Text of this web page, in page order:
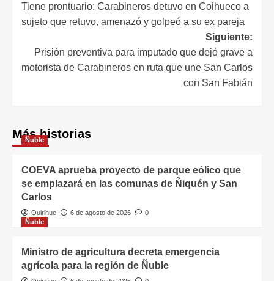
Tiene prontuario: Carabineros detuvo en Coihueco a
sujeto que retuvo, amenazó y golpeó a su ex pareja
Siguiente:
Prisión preventiva para imputado que dejó grave a
motorista de Carabineros en ruta que une San Carlos
con San Fabián
Más historias
Ñuble
COEVA aprueba proyecto de parque eólico que
se emplazará en las comunas de Ñiquén y San
Carlos
Quirihue 6 de agosto de 2026
0
Ñuble
Ministro de agricultura decreta emergencia
agrícola para la región de Ñuble